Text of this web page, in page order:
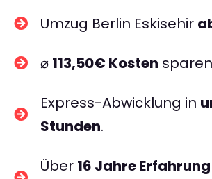
Umzug Berlin Eskisehir
⌀ 113,50€ Kosten
Express-Abwicklung in
Stunden.
Über 16 Jahre Erfahrung